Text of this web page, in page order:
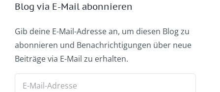
Blog via E-Mail abonnieren
Gib deine E-Mail-Adresse an, um diesen Blog zu
abonnieren und Benachrichtigungen über neue
Beiträge via E-Mail zu erhalten.